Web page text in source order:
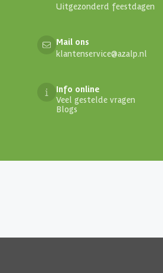
Uitgezonderd feestdagen
Mail ons
klantenservice@azalp.nl
Info online
Veel gestelde vragen
Blogs